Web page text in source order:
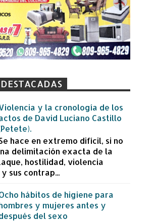
y la cronología de los
de David Luciano Castillo
hace en extremo difícil, si no
delimitación exacta de la
hostilidad, violencia
sus contrap...
hábitos de higiene para
y mujeres antes y
del sexo